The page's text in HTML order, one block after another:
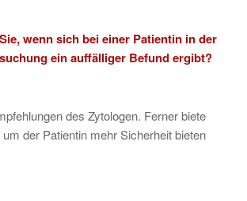
wenn sich bei einer Patientin in der
ein auffälliger Befund ergibt?
des Zytologen. Ferner biete
der Patientin mehr Sicherheit bieten